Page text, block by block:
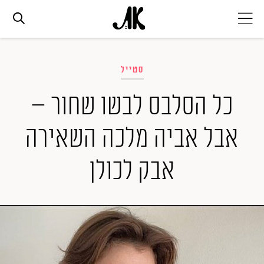
אופנה
ביוטי
סלבס
ערוצים נוספים
המגזין
סטייל
כל הסלבס לבשו שחור –
אבל אביה מלכה השאירה
אבק לכולן